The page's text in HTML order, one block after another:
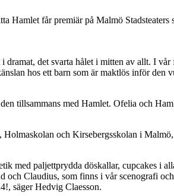
får premiär på Malmö
det svarta hålet i mitten av allt. I
hos ett barn som är maktlös inför den
tillsammans med Hamlet. Ofelia och
och Kirsebergsskolan i
med paljettprydda döskallar, cupcakes i
Claudius, som finns i vår scenografi
säger Hedvig Claesson.